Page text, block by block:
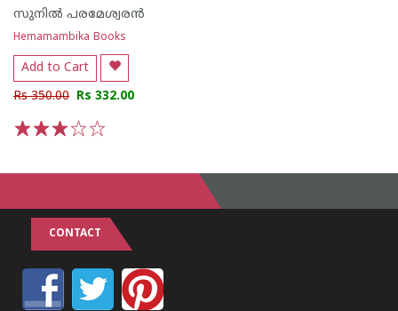
സുനില്‍ പരമേശ്വരന്‍
Hemamambika Books
Add to Cart
Rs 350.00 Rs 332.00
CONTACT